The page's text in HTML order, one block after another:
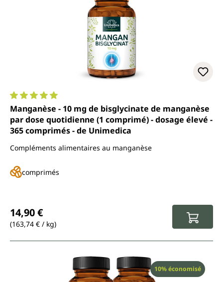
Note moyenne de 5 sur 5 étoiles
Manganèse - 10 mg de bisglycinate de manganèse
par dose quotidienne (1 comprimé) - dosage élevé -
365 comprimés - de Unimedica
Compléments alimentaires au manganèse
comprimés
14,90 €
(163,74 € / kg)
Réduction
10% économisé